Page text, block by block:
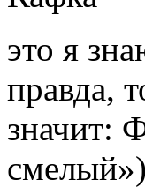
это я
правда,
значит: